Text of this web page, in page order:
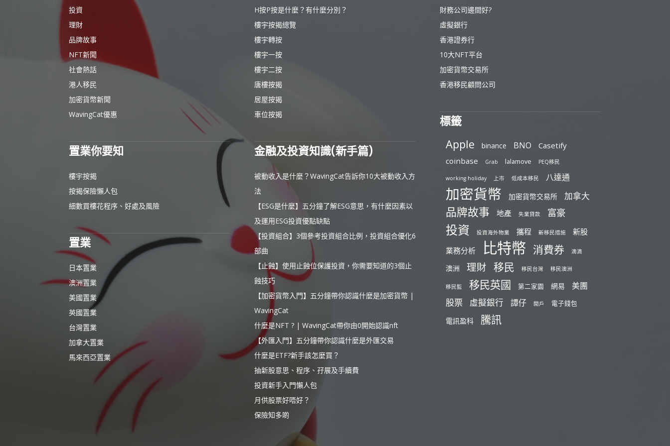
投資
理財
品牌故事
NFT新聞
社會熱話
港人移民
加密貨幣新聞
WavingCat優惠
置業你要知
樓宇按揭
按揭保險懶人包
細數買樓花程序、好處及風險
置業
日本置業
澳洲置業
美國置業
英國置業
台灣置業
加拿大置業
馬來西亞置業
H按P按是什麼？有什麼分別？
樓宇按揭總覽
樓宇轉按
樓宇一按
樓宇二按
唐樓按揭
居屋按揭
車位按揭
金融及投資知識(新手篇)
被動收入是什麼？WavingCat告訴你10大被動收入方
法
【ESG是什麼】五分鐘了解ESG意思，有什麼因素以
及運用ESG投資優點缺點
【投資組合】3個參考投資組合比例，投資組合優化6
部曲
【止蝕】使用止蝕位保護投資，你需要知道的3個止
蝕技巧
【加密貨幣入門】五分鐘帶你認識什麼是加密貨幣 |
WavingCat
什麼是NFT ? | WavingCat帶你由0開始認識nft
【外匯入門】五分鐘帶你認識什麼是外匯交易
什麼是ETF?新手該怎麼買？
抽新股意思、程序、孖展及手續費
投資新手入門懶人包
月供股票好唔好？
保險知多啲
財務公司邊間好?
虛擬銀行
香港證券行
10大NFT平台
加密貨幣交易所
香港移民顧問公司
標籤
Apple binance BNO
Casetify
coinbase
Grab lalamove PEQ移民
working holiday 上市 低成本移民 八達通
加密貨幣 加密貨幣交易所 加拿大
品牌故事 地產 失業貸款 富豪
投資 投資海外物業 攜程 新移民措施
新股
業務分析
比特幣 消費券 滴滴
澳洲 理財 移民 移民台灣 移民澳洲
移民監 移民英國 第二家園 網易 美團
股票 虛擬銀行 譚仔 開戶 電子錢包
電訊盈科 騰訊